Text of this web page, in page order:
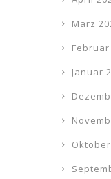
März
Februar
Januar